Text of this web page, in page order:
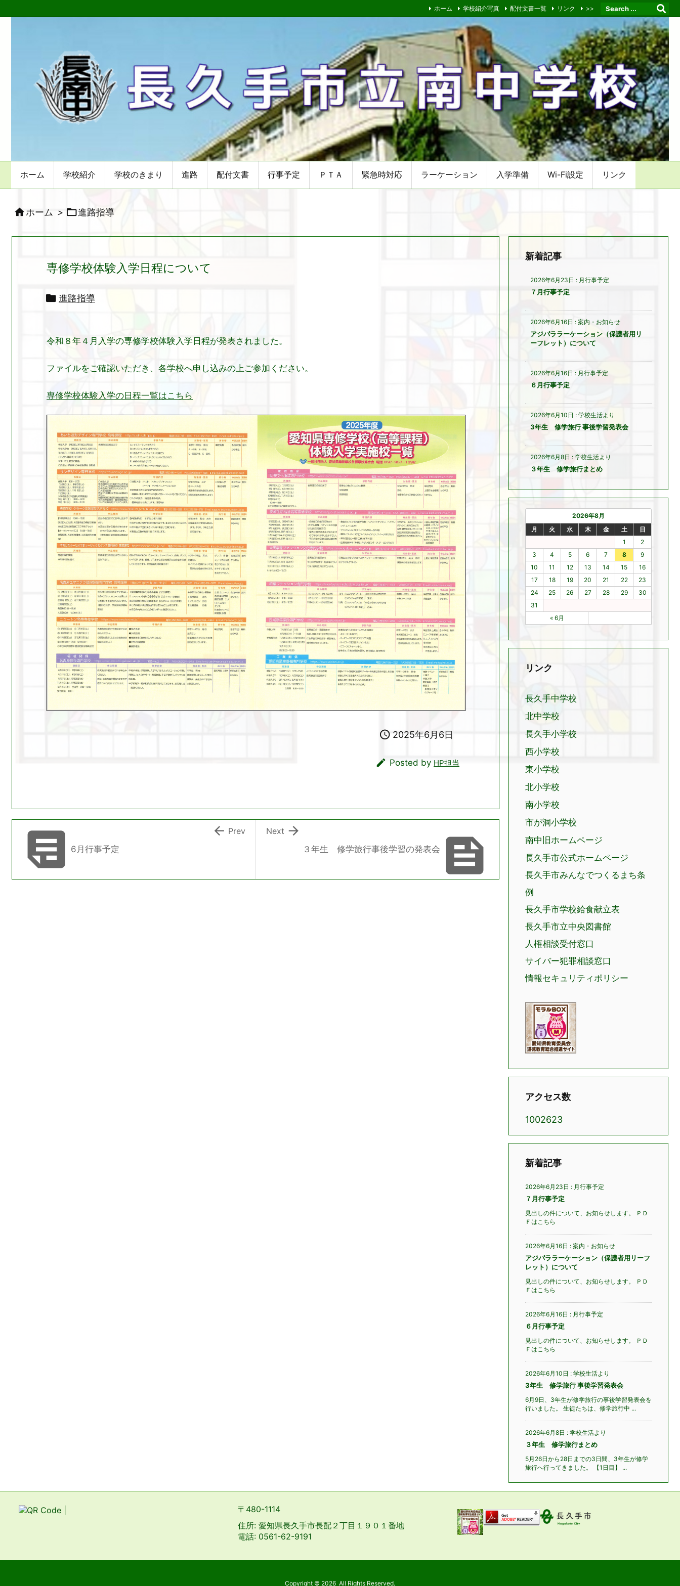
ホーム 学校紹介 学校のきまり 進路 配付文書 行事予定 ＰＴＡ 緊急時対応 ラーケーション 入学準備 Wi-Fi設定 リンク
ホーム 学校紹介写真 配付文書一覧 リンク >>
ホーム > 進路指導
専修学校体験入学日程について
 進路指導
令和８年４月入学の専修学校体験入学日程が発表されました。
ファイルをご確認いただき、各学校へ申し込みの上ご参加ください。
専修学校体験入学の日程一覧はこちら
 2025年6月6日
 Posted by HP担当

３年生 修学旅行事後学習の発表会

Next
6月行事予定
 Prev
新着記事
2026年6月23日 : 月行事予定
７月行事予定
2026年6月16日 : 案内・お知らせ
アジパララーケーション（保護者用リ
ーフレット）について
2026年6月16日 : 月行事予定
６月行事予定
2026年6月10日 : 学校生活より
3年生 修学旅行 事後学習発表会
2026年6月8日 : 学校生活より
３年生 修学旅行まとめ
2026年8月
月
火 水 木 金 土
日
1
2
3
4 5 6 7 8
9
10
11 12 13 14 15
16
17
18 19 20 21 22
23
24
25 26 27 28 29
30
31
« 6月
リンク
長久手中学校
北中学校
長久手小学校
西小学校
東小学校
北小学校
南小学校
市が洞小学校
南中旧ホームページ
長久手市公式ホームページ
長久手市みんなでつくるまち条
例
長久手市学校給食献立表
長久手市立中央図書館
人権相談受付窓口
サイバー犯罪相談窓口
情報セキュリティポリシー
アクセス数
1002623
新着記事
2026年6月23日 : 月行事予定
７月行事予定
見出しの件について、お知らせします。 ＰＤ
Ｆはこちら
2026年6月16日 : 案内・お知らせ
アジパララーケーション（保護者用リーフ
レット）について
見出しの件について、お知らせします。 ＰＤ
Ｆはこちら
2026年6月16日 : 月行事予定
６月行事予定
見出しの件について、お知らせします。 ＰＤ
Ｆはこちら
2026年6月10日 : 学校生活より
3年生 修学旅行 事後学習発表会
6月9日、3年生が修学旅行の事後学習発表会を
行いました。 生徒たちは、修学旅行中 ...
2026年6月8日 : 学校生活より
３年生 修学旅行まとめ
5月26日から28日までの3日間、3年生が修学
旅行へ行ってきました。 【1日目】 ...
〒480-1114
住所: 愛知県長久手市長配２丁目１９０１番地
電話: 0561-62-9191
Copyright © 2026 All Rights Reserved.